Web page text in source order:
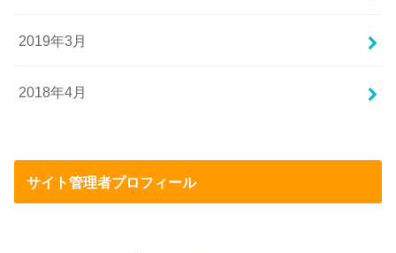
2019年3月
2018年4月
サイト管理者プロフィール